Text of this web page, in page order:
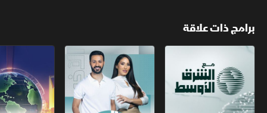
برامج ذات علاقة
مع الشرق الأوسط الخبر الآخر تقارير الشرق